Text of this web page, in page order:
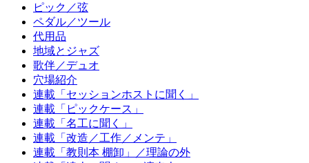
ピック／弦
ペダル／ツール
代用品
地域とジャズ
歌伴／デュオ
穴場紹介
連載「セッションホストに聞く」
連載「ピックケース」
連載「名工に聞く」
連載「改造／工作／メンテ」
連載「教則本 棚卸」／理論の外